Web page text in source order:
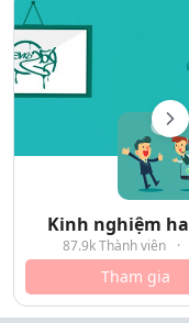
Kinh nghiệm
87.9k Thành viên ·
Tham gia